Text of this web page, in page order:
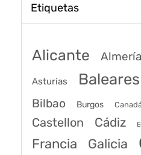
Etiquetas
Alicante Almería
Asturias Baleares
Bilbao Burgos
Castellon Cádiz
Francia Galicia